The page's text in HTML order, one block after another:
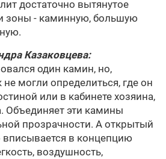
достаточно вытянутое
зоны - каминную, большую
Казаковцева:
один камин, но,
могли определиться, где он
или в кабинете хозяина,
Объединяет эти камины
прозрачности. А открытый
вписывается в концепцию
воздушность,